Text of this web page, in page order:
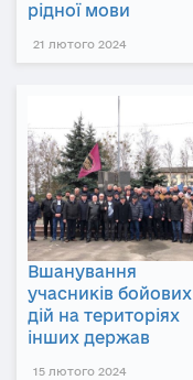
рідної мови
21 лютого 2024
Вшанування
учасників бойових
дій на територіях
інших держав
15 лютого 2024